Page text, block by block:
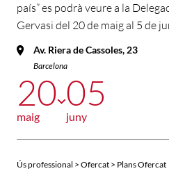
país” es podrà veure a la
Gervasi del 20 de maig al 5 de
Av. Riera de Cassoles, 23
Barcelona
20
maig
05
juny
Ús professional > Ofercat > Plans Ofercat